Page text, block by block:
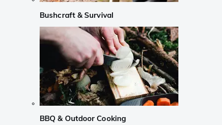
Bushcraft & Survival
BBQ & Outdoor Cooking